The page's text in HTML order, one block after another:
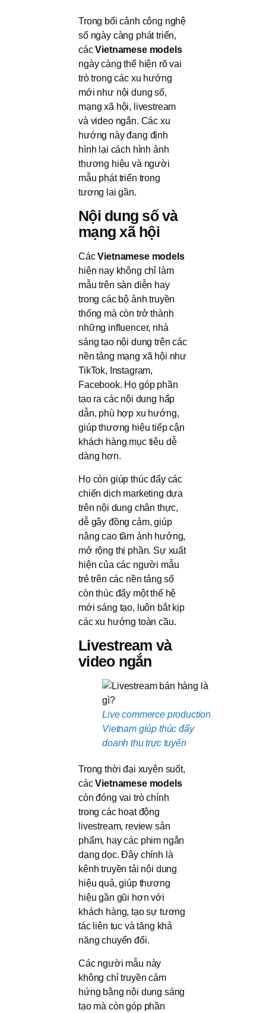
Trong bối cảnh công nghệ
số ngày càng phát triển,
cácVietnamese models
ngày càng thể hiện rõ vai
trò trong các xu hướng
mới như nội dung số,
mạng xã hội, livestream
và video ngắn. Các xu
hướng này đang định
hình lại cách hình ảnh
thương hiệu và người
mẫu phát triển trong
tương lai gần.
Nội dung số và
mạng xã hội
CácVietnamese models
hiện nay không chỉ làm
mẫu trên sàn diễn hay
trong các bộ ảnh truyền
thống mà còn trở thành
những influencer, nhà
sáng tạo nội dung trên các
nền tảng mạng xã hội như
TikTok, Instagram,
Facebook. Họ góp phần
tạo ra các nội dung hấp
dẫn, phù hợp xu hướng,
giúp thương hiệu tiếp cận
khách hàng mục tiêu dễ
dàng hơn.
Họ còn giúp thúc đẩy các
chiến dịch marketing dựa
trên nội dung chân thực,
dễ gây đồng cảm, giúp
nâng cao tầm ảnh hưởng,
mở rộng thị phần. Sự xuất
hiện của các người mẫu
trẻ trên các nền tảng số
còn thúc đẩy một thế hệ
mới sáng tạo, luôn bắt kịp
các xu hướng toàn cầu.
Livestream và
video ngắn
Live commerce production
Vietnam giúp thúc đẩy
doanh thu trực tuyến
Trong thời đại xuyên suốt,
cácVietnamese models
còn đóng vai trò chính
trong các hoạt động
livestream, review sản
phẩm, hay các phim ngắn
dạng dọc. Đây chính là
kênh truyền tải nội dung
hiệu quả, giúp thương
hiệu gần gũi hơn với
khách hàng, tạo sự tương
tác liên tục và tăng khả
năng chuyển đổi.
Các người mẫu này
không chỉ truyền cảm
hứng bằng nội dung sáng
tạo mà còn góp phần